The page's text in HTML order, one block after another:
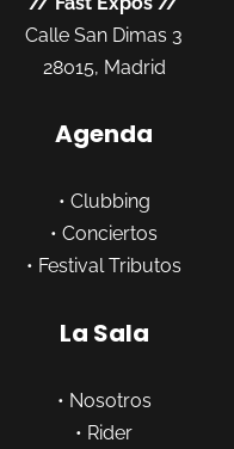
Calle San Dimas 3
28015, Madrid
Agenda
• Clubbing
• Conciertos
• Festival Tributos
La Sala
• Nosotros
• Rider